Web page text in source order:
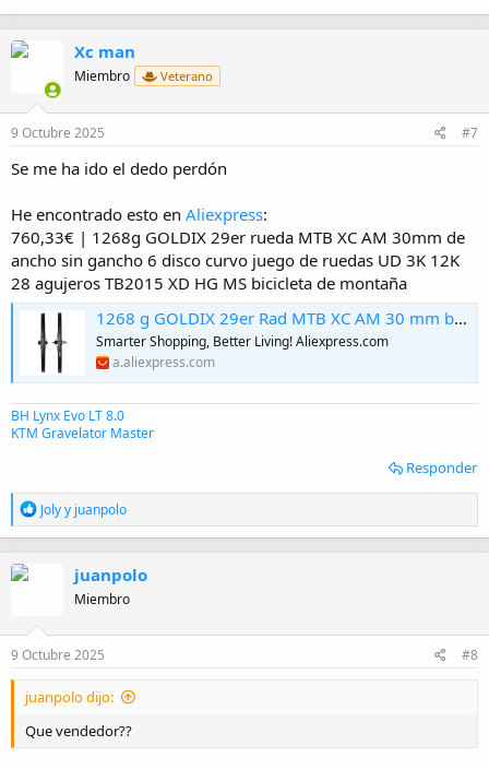
Xc man
Miembro Veterano
9 Octubre 2025 #7
Se me ha ido el dedo perdón
He encontrado esto en Aliexpress:
760,33€ | 1268g GOLDIX 29er rueda MTB XC AM 30mm de
ancho sin gancho 6 disco curvo juego de ruedas UD 3K 12K
28 agujeros TB2015 XD HG MS bicicleta de montaña
1268 g GOLDIX 29er Rad MTB XC AM 30 mm breit Hakenloser 6-Biegung-Scheiben-Boost-Laufradsatz UD 3K 12K 28 Löcher TB2015 XD HG MS Mountainbike - AliExpress 18
Smarter Shopping, Better Living! Aliexpress.com
a.aliexpress.com
BH Lynx Evo LT 8.0
KTM Gravelator Master
Responder
R
e
a
n
e
s
Jolyy juanpolo
juanpolo
Miembro
9 Octubre 2025 #8
juanpolo dijo:
Que vendedor??